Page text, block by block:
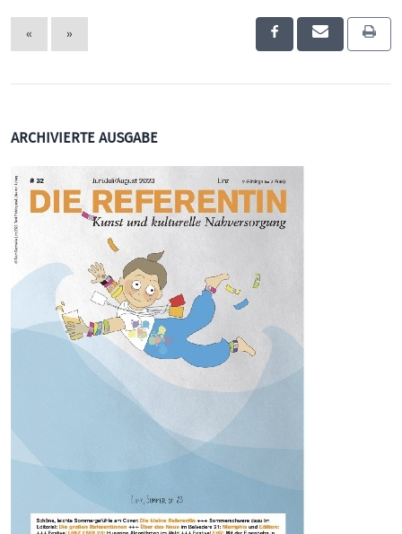
« »
ARCHIVIERTE AUSGABE